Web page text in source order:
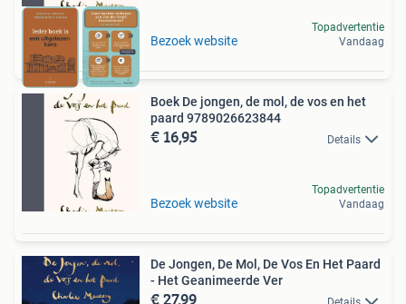
Bezoek website
Topadvertentie
Vandaag
Boek De jongen, de mol, de vos en het
paard 9789026623844
€ 16,95 Details
Bezoek website
Topadvertentie
Vandaag
De Jongen, De Mol, De Vos En Het Paard
- Het Geanimeerde Ver